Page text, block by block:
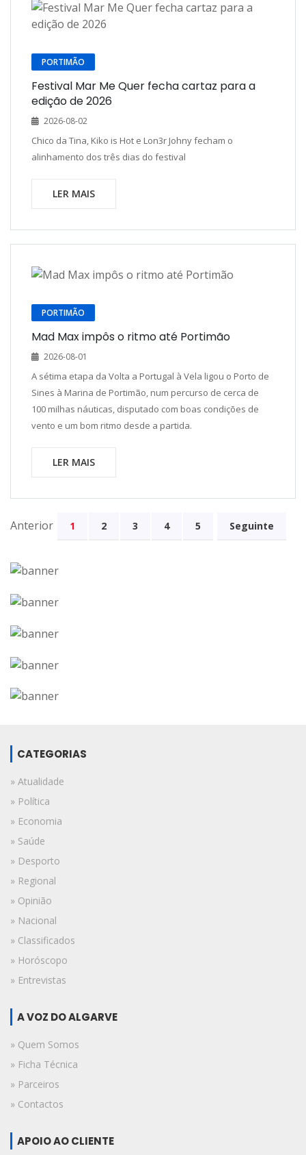
PORTIMÃO
Festival Mar Me Quer fecha cartaz para a
edição de 2026
2026-08-02
Chico da Tina, Kiko is Hot e Lon3r Johny fecham o
alinhamento dos três dias do festival
LER MAIS
PORTIMÃO
Mad Max impôs o ritmo até Portimão
2026-08-01
A sétima etapa da Volta a Portugal à Vela ligou o Porto de
Sines à Marina de Portimão, num percurso de cerca de
100 milhas náuticas, disputado com boas condições de
vento e um bom ritmo desde a partida.
LER MAIS
Anterior 1 2 3 4 5 Seguinte
CATEGORIAS
» Atualidade
» Política
» Economia
» Saúde
» Desporto
» Regional
» Opinião
» Nacional
» Classificados
» Horóscopo
» Entrevistas
A VOZ DO ALGARVE
» Quem Somos
» Ficha Técnica
» Parceiros
» Contactos
APOIO AO CLIENTE